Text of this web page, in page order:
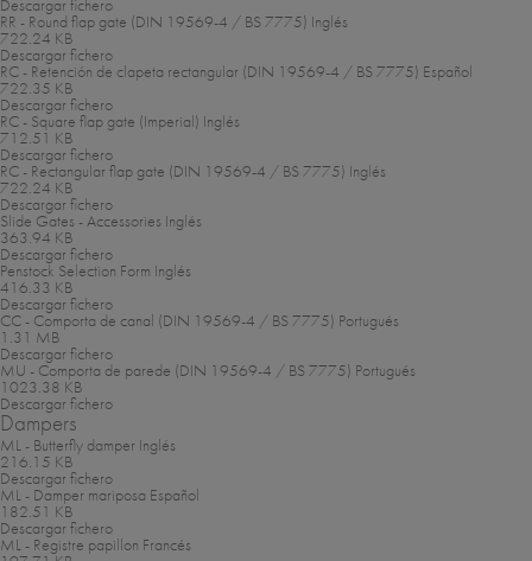
Descargar fichero
RR - Round flap gate (DIN 19569-4 / BS 7775) Inglés
722.24 KB
Descargar fichero
RC - Retención de clapeta rectangular (DIN 19569-4 / BS 7775) Español
722.35 KB
Descargar fichero
RC - Square flap gate (Imperial) Inglés
712.51 KB
Descargar fichero
RC - Rectangular flap gate (DIN 19569-4 / BS 7775) Inglés
722.24 KB
Descargar fichero
Slide Gates - Accessories Inglés
363.94 KB
Descargar fichero
Penstock Selection Form Inglés
416.33 KB
Descargar fichero
CC - Comporta de canal (DIN 19569-4 / BS 7775) Portugués
1.31 MB
Descargar fichero
MU - Comporta de parede (DIN 19569-4 / BS 7775) Portugués
1023.38 KB
Descargar fichero
Dampers
ML - Butterfly damper Inglés
216.15 KB
Descargar fichero
ML - Damper mariposa Español
182.51 KB
Descargar fichero
ML - Registre papillon Francés